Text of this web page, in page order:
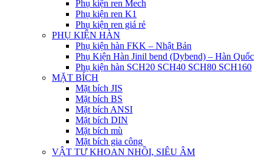
Phụ kiện ren Mech
Phụ kiện ren K1
Phụ kiện ren giá rẻ
PHỤ KIỆN HÀN
Phụ kiện hàn FKK – Nhật Bản
Phụ Kiện Hàn Jinil bend (Dybend) – Hàn Quốc
Phụ kiện hàn SCH20 SCH40 SCH80 SCH160
MẶT BÍCH
Mặt bích JIS
Mặt bích BS
Mặt bích ANSI
Mặt bích DIN
Mặt bích mù
Mặt bích gia công
VẬT TƯ KHOAN NHỒI, SIÊU ÂM